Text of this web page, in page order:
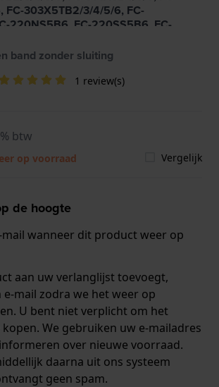
303X5TB2/3/4/5/6, FC-
220NS5B6, FC-220SS5B6, FC-
252SS5B6, FC-301SAL3B6, FC-
band zonder sluiting
1 review(s)
btw
op voorraad Vergelijk
de hoogte
mail wanneer dit product weer op
aan uw verlanglijst toevoegt,
mail zodra we het weer op
U bent niet verplicht om het
We gebruiken uw e-mailadres
over nieuwe voorraad.
daarna uit ons systeem
geen spam.